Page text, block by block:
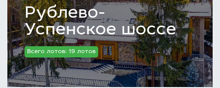
Рублево-
Успенское шоссе
Всего лотов: 19 лотов